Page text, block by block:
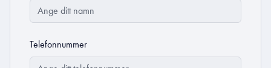
Telefonnummer